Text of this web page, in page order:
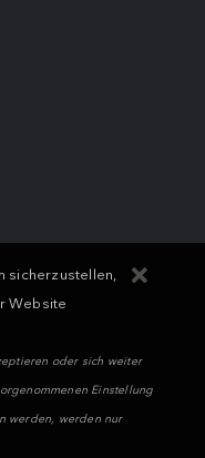
sicherzustellen,
Website
oder sich weiter
Einstellung
werden, werden nur